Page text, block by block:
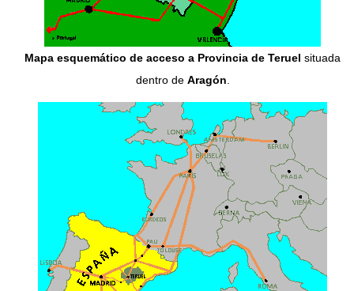
Mapa esquemático de acceso a Provincia de Teruel situada
dentro de Aragón.